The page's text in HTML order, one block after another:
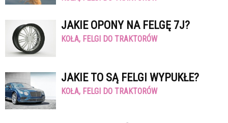
JAKIE OPONY NA FELGĘ 7J?
KOŁA, FELGI DO TRAKTORÓW
JAKIE TO SĄ FELGI WYPUKŁE?
KOŁA, FELGI DO TRAKTORÓW